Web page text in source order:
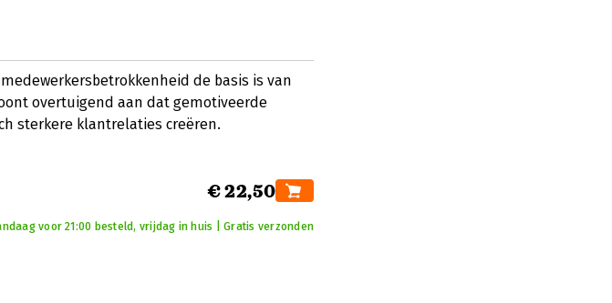
de basis is van
overtuigend aan dat gemotiveerde
sterkere klantrelaties creëren.
€ 22,50
voor 21:00 besteld, vrijdag in huis | Gratis verzonden